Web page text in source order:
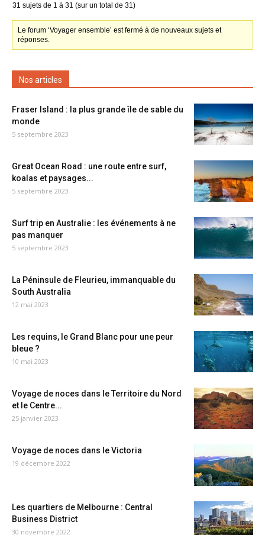
31 sujets de 1 à 31 (sur un total de 31)
Le forum ‘Voyager ensemble’ est fermé à de nouveaux sujets et
réponses.
Nos articles
Fraser Island : la plus grande île de sable du
monde
5 septembre 2023
Great Ocean Road : une route entre surf,
koalas et paysages...
5 septembre 2023
Surf trip en Australie : les événements à ne
pas manquer
5 septembre 2023
La Péninsule de Fleurieu, immanquable du
South Australia
12 mai 2023
Les requins, le Grand Blanc pour une peur
bleue ?
10 mai 2023
Voyage de noces dans le Territoire du Nord
et le Centre...
25 janvier 2023
Voyage de noces dans le Victoria
19 décembre 2022
Les quartiers de Melbourne : Central
Business District
30 novembre 2022